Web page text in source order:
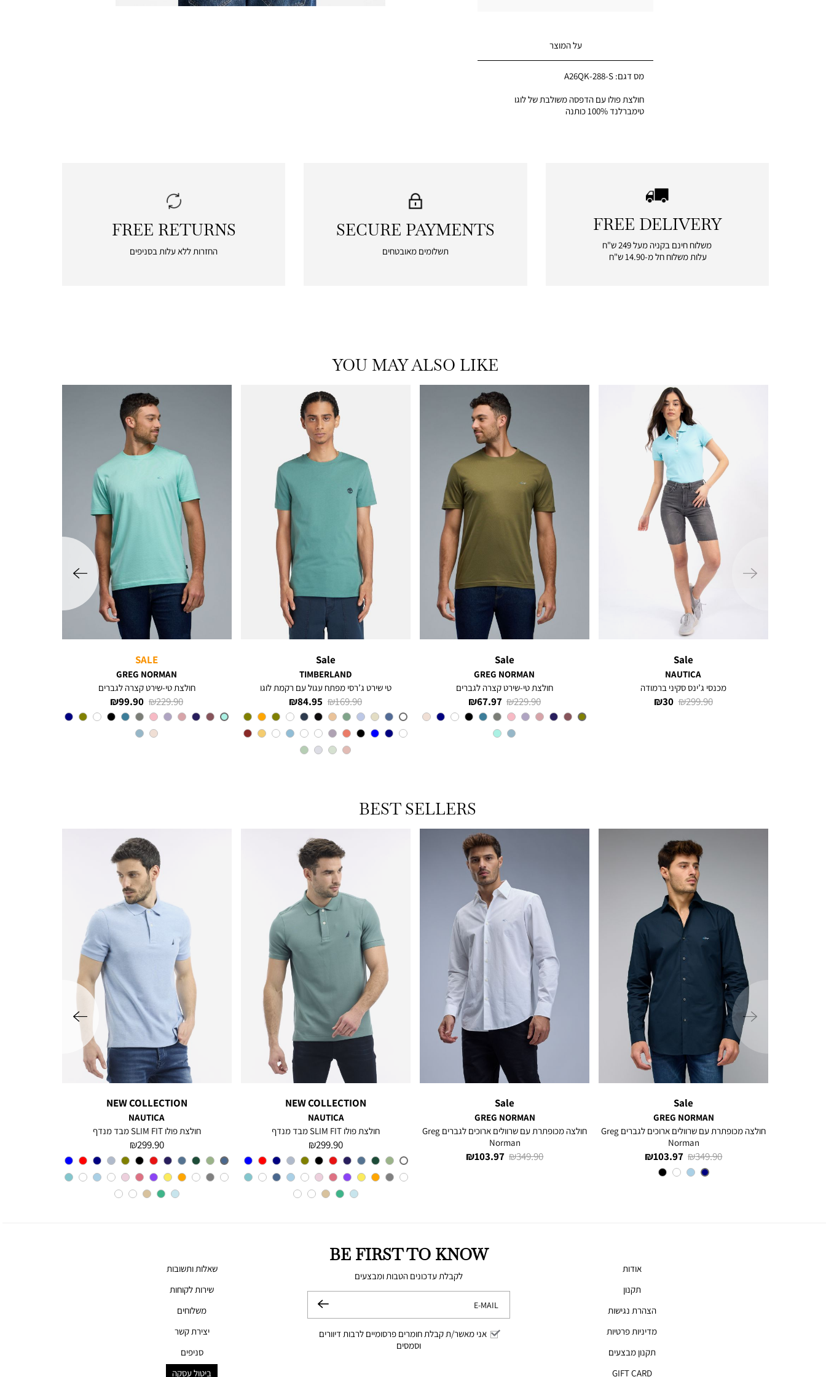
על המוצר
מס דגם: A26QK-288-S
חולצת פולו עם הדפסה משולבת של לוגו
טימברלנד 100% כותנה
|
free
delivery
FREE DELIVERY
משלוח חינם בקניה מעל 249 ש"ח
עלות משלוח חל מ-14.90 ש"ח
|
payments
SECURE PAYMENTS
תשלומים מאובטחים
|
returns
FREE RETURNS
החזרות ללא עלות בסניפים
YOU MAY ALSO LIKE
ימינה
Sale
NAUTICA
מכנסי ג’ינס סקיני ברמודה
מחיר
30 ₪
מחיר
299.90 ₪
Sale
GREG NORMAN
חולצת טי-שירט קצרה לגברים
מחיר
מוצר
67.97 ₪
מחיר
רגיל
229.90 ₪
צבע
OLIVE
Sale
TIMBERLAND
טי שירט ג’רסי מפתח עגול עם רקמת לוגו
מחיר
מוצר
84.95 ₪
מחיר
רגיל
169.90 ₪
צבע
CL6
SALE
GREG NORMAN
חולצת טי-שירט קצרה לגברים
מחיר
מוצר
99.90 ₪
מחיר
רגיל
229.90 ₪
צבע
MINT
שמאלה
BEST SELLERS
ימינה
Sale
GREG NORMAN
חולצה מכופתרת עם שרוולים ארוכים לגברים Greg
Norman
מחיר
מוצר
103.97 ₪
מחיר
רגיל
349.90 ₪
צבע
NAVY
Sale
GREG NORMAN
חולצה מכופתרת עם שרוולים ארוכים לגברים Greg
Norman
מחיר
103.97 ₪
מחיר
349.90 ₪
NEW COLLECTION
NAUTICA
חולצת פולו SLIM FIT מבד מנדף
מחיר
מוצר
299.90 ₪
צבע
A6M
NEW COLLECTION
NAUTICA
חולצת פולו SLIM FIT מבד מנדף
מחיר
מוצר
299.90 ₪
צבע
CHARTER
BLUE
שמאלה
BE FIRST TO KNOW
לקבלת עדכונים הטבות ומבצעים
E-MAIL
אני מאשר/ת קבלת חומרים פרסומיים לרבות דיוורים
וסמסים
אודות
תקנון
הצהרת נגישות
מדיניות פרטיות
תקנון מבצעים
GIFT CARD
שאלות ותשובות
שירות לקוחות
משלוחים
יצירת קשר
סניפים
ביטול עסקה